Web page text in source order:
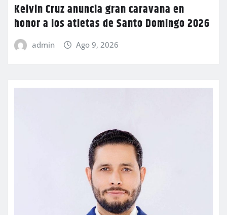
Kelvin Cruz anuncia gran caravana en
honor a los atletas de Santo Domingo 2026
admin Ago 9, 2026